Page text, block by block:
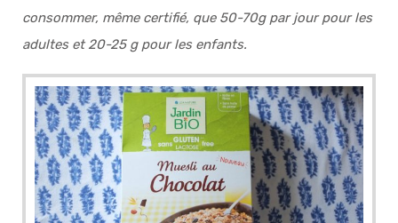
consommer, même certifié, que 50-70g par jour pour les
adultes et 20-25 g pour les enfants.